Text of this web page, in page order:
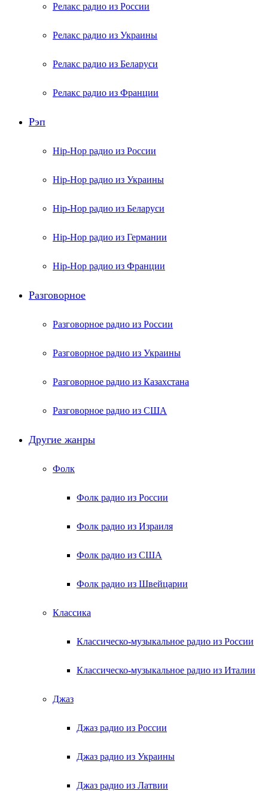
Релакс радио из России
Релакс радио из Украины
Релакс радио из Беларуси
Релакс радио из Франции
Рэп
Hip-Hop радио из России
Hip-Hop радио из Украины
Hip-Hop радио из Беларуси
Hip-Hop радио из Германии
Hip-Hop радио из Франции
Разговорное
Разговорное радио из России
Разговорное радио из Украины
Разговорное радио из Казахстана
Разговорное радио из США
Другие жанры
Фолк
Фолк радио из России
Фолк радио из Израиля
Фолк радио из США
Фолк радио из Швейцарии
Классика
Классическо-музыкальное радио из России
Классическо-музыкальное радио из Италии
Джаз
Джаз радио из России
Джаз радио из Украины
Джаз радио из Латвии